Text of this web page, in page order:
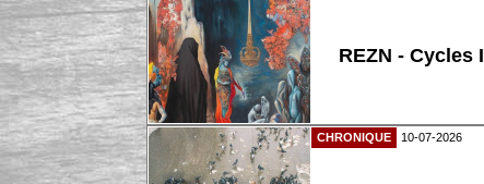
REZN - Cycles
CHRONIQUE 10-07-2026